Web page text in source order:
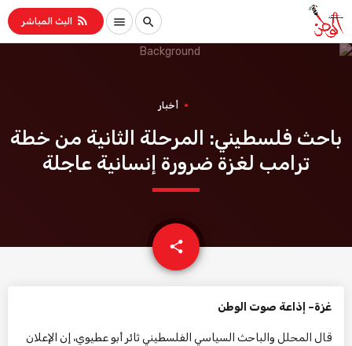
search
menu
rss_feed البث المباشر
أخبار
باحث فلسطيني: المرحلة الثانية من خطة
ترامب لغزة ضرورة إنسانية عاجلة
share
email
غزة– إذاعة صوت الوطن
قال المحلل والباحث السياسي الفلسطيني ثائر أبو عطيوي، إن الإعلان